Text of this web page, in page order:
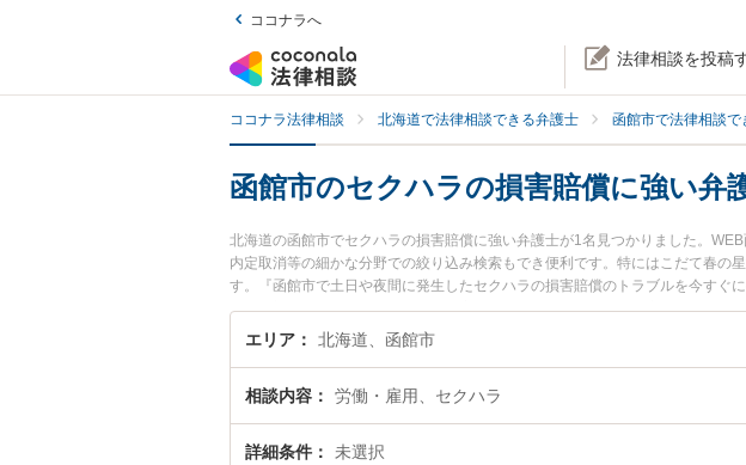
ココナラへ
法律相談を投稿
ココナラ法律相談 北海道で法律相談できる弁護士 函館市で法律相談で
函館市のセクハラの損害賠償に強い弁
北海道の函館市でセクハラの損害賠償に強い弁護士が1名見つかりました。
内定取消等の細かな分野での絞り込み検索もでき便利です。特にはこだて春の
す。『函館市で土日や夜間に発生したセクハラの損害賠償のトラブルを今すぐ
い』『初回相談無料でセクハラの損害賠償を法律相談できる函館市内の弁護士
エリア 北海道、函館市
相談内容 労働・雇用、セクハラ
詳細条件 未選択